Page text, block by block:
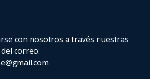
con nosotros a través nuestras
correo: